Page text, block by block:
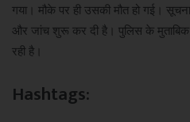
गया। मौके पर ही उसकी मौत हो गई।
और जांच शुरू कर दी है। पुलिस के मुताबिक
रही है।
Hashtags: